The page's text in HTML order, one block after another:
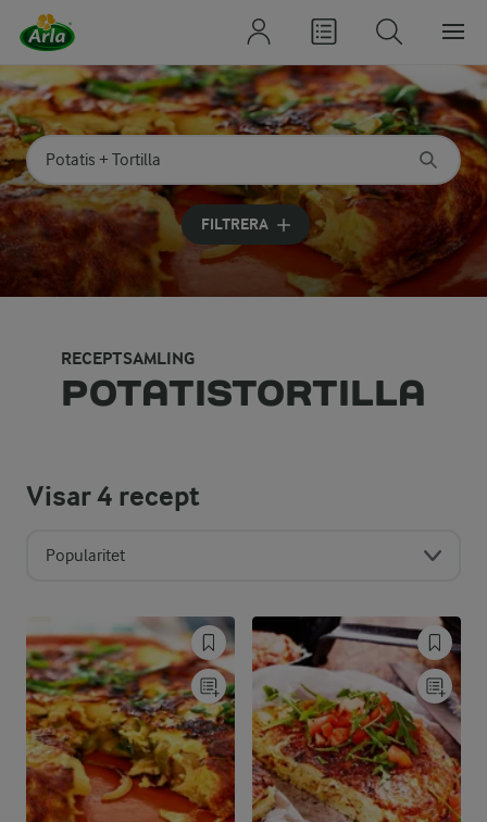
Sök på kategori eller ingrediens
Skriv in sökord för att få förslag
FILTRERA
RECEPTSAMLING
POTATISTORTILLA
Visar4 recept
Popularitet